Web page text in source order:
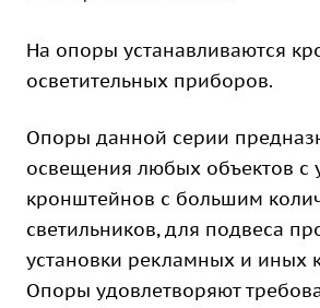
На опоры устанавливаются
осветительных приборов.
Опоры данной серии
освещения любых объектов с
кронштейнов с большим
светильников, для подвеса
установки рекламных и иных
Опоры удовлетворяют